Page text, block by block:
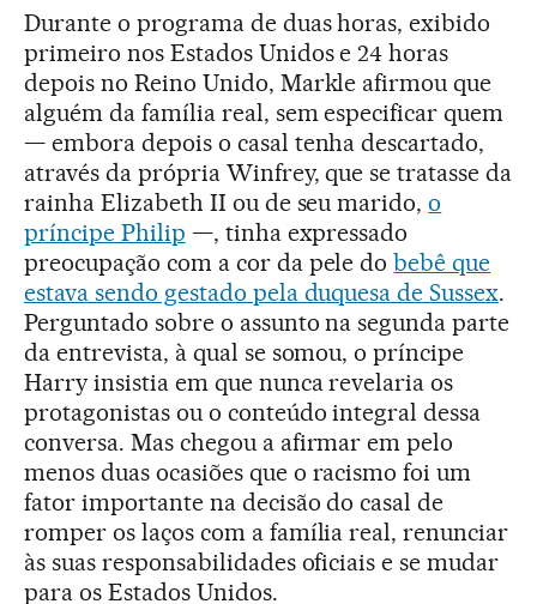
Durante o programa de duas horas, exibido
primeiro nos Estados Unidos e 24 horas
depois no Reino Unido, Markle afirmou que
alguém da família real, sem especificar quem
— embora depois o casal tenha descartado,
através da própria Winfrey, que se tratasse da
rainha Elizabeth II ou de seu marido,o
príncipe Philip —, tinha expressado
preocupação com a cor da pele dobebê que
estava sendo gestado pela duquesa de Sussex.
Perguntado sobre o assunto na segunda parte
da entrevista, à qual se somou, o príncipe
Harry insistia em que nunca revelaria os
protagonistas ou o conteúdo integral dessa
conversa. Mas chegou a afirmar em pelo
menos duas ocasiões que o racismo foi um
fator importante na decisão do casal de
romper os laços com a família real, renunciar
às suas responsabilidades oficiais e se mudar
para os Estados Unidos.